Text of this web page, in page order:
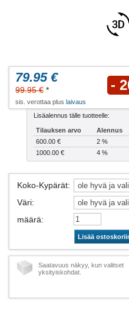
79.95 €
99.95 € * -
sis. verottaa plus laivaus
Lisäalennus tälle tuotteelle:
Tilauksen arvo
Alennus
600.00 €
2 %
1000.00 €
4 %
Koko-Kypärät:
Väri:
määrä:
Lisää
Saatavuus näkyy, kun valitset
yksityiskohdat.